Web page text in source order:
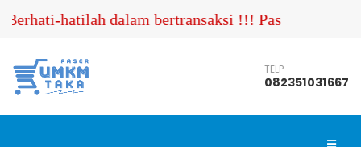
hatilah dalam bertransaksi !!! Pastikan Anda
TELP
082351031667